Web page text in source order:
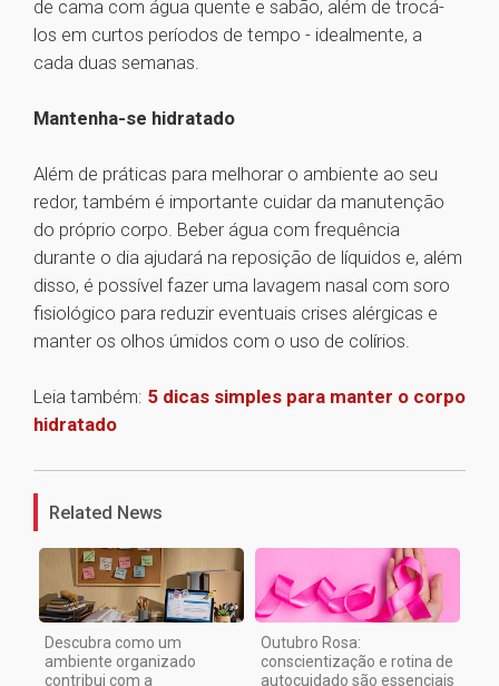
de cama com água quente e sabão, além de trocá-
los em curtos períodos de tempo - idealmente, a
cada duas semanas.
Mantenha-se hidratado
Além de práticas para melhorar o ambiente ao seu
redor, também é importante cuidar da manutenção
do próprio corpo. Beber água com frequência
durante o dia ajudará na reposição de líquidos e, além
disso, é possível fazer uma lavagem nasal com soro
fisiológico para reduzir eventuais crises alérgicas e
manter os olhos úmidos com o uso de colírios.
Leia também: 5 dicas simples para manter o corpo
hidratado
Related News
Descubra como um
ambiente organizado
contribui com a
Outubro Rosa:
conscientização e rotina de
autocuidado são essenciais